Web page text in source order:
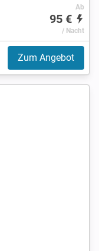
Ab
95 €
/ Nacht
Zum Angebot